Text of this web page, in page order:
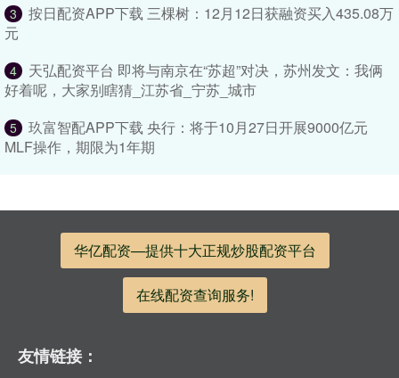
3
按日配资APP下载 三棵树：12月12日获融资买入435.08万
元
4
天弘配资平台 即将与南京在“苏超”对决，苏州发文：我俩
好着呢，大家别瞎猜_江苏省_宁苏_城市
5
玖富智配APP下载 央行：将于10月27日开展9000亿元
MLF操作，期限为1年期
华亿配资—提供十大正规炒股配资平台
在线配资查询服务!
友情链接：